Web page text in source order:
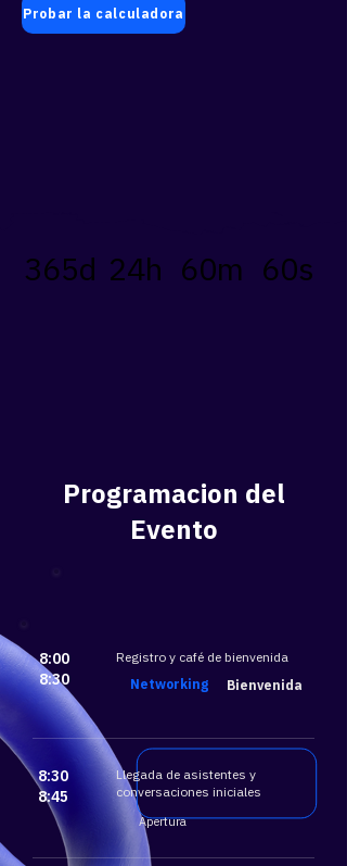
Probar la calculadora
365d 24h 60m 60s
Programacion del
Evento
8:00
8:30
​Registro y café de bienvenida
​Networking
Bienvenida
8:30
8:45
Llegada de asistentes y
conversaciones iniciales
Apertura